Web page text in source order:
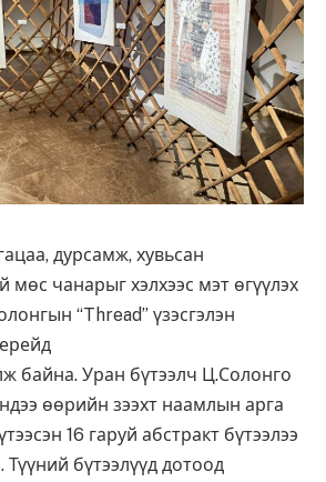
дурсамж, хувьсан
мөс чанарыг хэлхээс мэт өгүүлэх
“Thread” үзэсгэлэн
байна. Уран бүтээлч Ц.Солонго
өөрийн зээхт наамлын арга
16 гаруй абстракт бүтээлээ
Түүний бүтээлүүд дотоод